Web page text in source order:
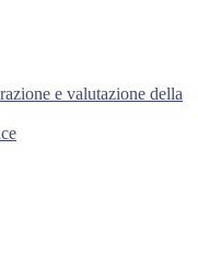
e valutazione della